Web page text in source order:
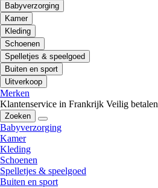
Babyverzorging
Kamer
Kleding
Schoenen
Spelletjes & speelgoed
Buiten en sport
Uitverkoop
Merken
Klantenservice in Frankrijk Veilig betalen
Zoeken
Babyverzorging
Kamer
Kleding
Schoenen
Spelletjes & speelgoed
Buiten en sport